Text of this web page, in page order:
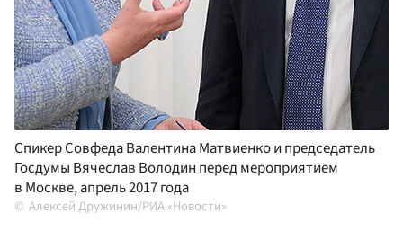
Спикер Совфеда Валентина Матвиенко и председатель
Госдумы Вячеслав Володин перед мероприятием
в Москве, апрель 2017 года
Алексей Дружинин/РИА «Новости»